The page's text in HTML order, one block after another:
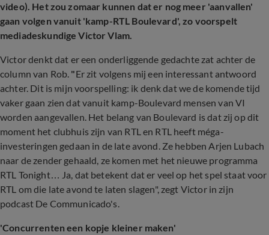
video). Het zou zomaar kunnen dat er nog meer 'aanvallen'
gaan volgen vanuit 'kamp-RTL Boulevard', zo voorspelt
mediadeskundige Victor Vlam.
Victor denkt dat er een onderliggende gedachte zat achter de
column van Rob. "Er zit volgens mij een interessant antwoord
achter. Dit is mijn voorspelling: ik denk dat we de komende tijd
vaker gaan zien dat vanuit kamp-Boulevard mensen van VI
worden aangevallen. Het belang van Boulevard is dat zij op dit
moment het clubhuis zijn van RTL en RTL heeft méga-
investeringen gedaan in de late avond. Ze hebben Arjen Lubach
naar de zender gehaald, ze komen met het nieuwe programma
RTL Tonight… Ja, dat betekent dat er veel op het spel staat voor
RTL om die late avond te laten slagen", zegt Victor in zijn
podcast De Communicado's.
'Concurrenten een kopje kleiner maken'